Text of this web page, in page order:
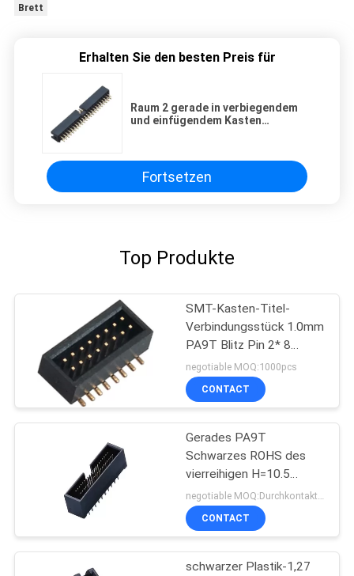
Brett
Erhalten Sie den besten Preis für
Raum 2 gerade in verbiegendem
und einfügendem Kasten
Fortsetzen
Top Produkte
SMT-Kasten-Titel-
Verbindungsstück 1.0mm
PA9T Blitz Pin 2* 8
Messinggold
negotiable MOQ:1000pcs
CONTACT
Gerades PA9T
Schwarzes ROHS des
vierreihigen H=10.5
1.27*2.54 Millimeter
Neigungs-Kasten-Titel-
Verbindungsstücks
CONTACT
schwarzer Plastik-1,27